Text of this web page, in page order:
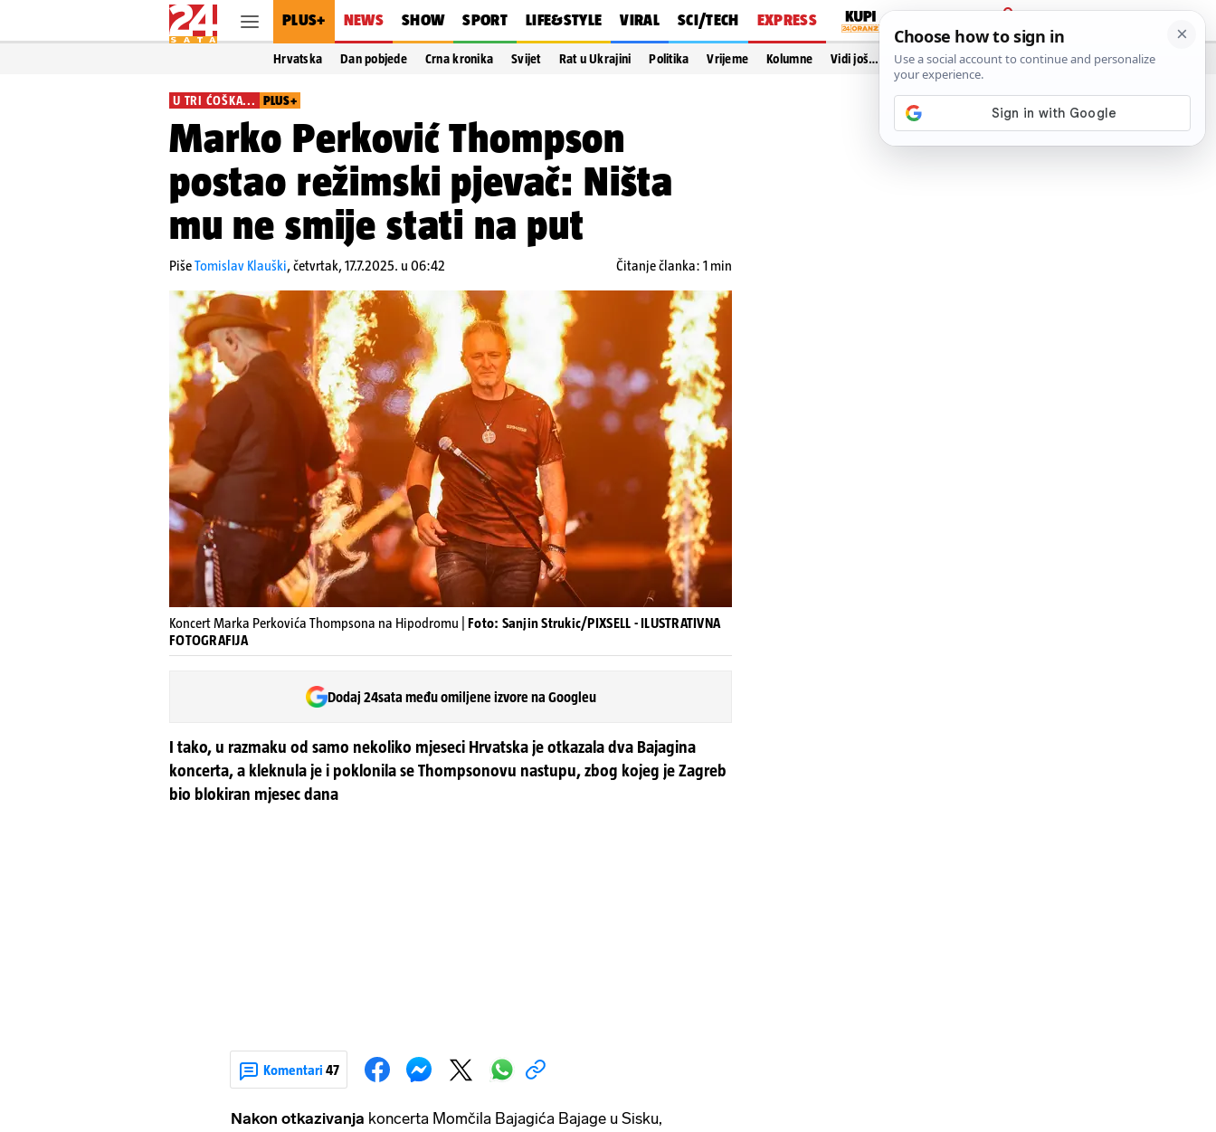
PLUS+ NEWS SHOW SPORT LIFE&STYLE VIRAL SCI/TECH EXPRESS
PRIJAVA
Hrvatska Dan pobjede Crna kronika Svijet Rat u Ukrajini Politika Vrijeme Kolumne Vidi još…
U TRI ĆOŠKA... PLUS+
Marko Perković Thompson
postao režimski pjevač: Ništa
mu ne smije stati na put
PišeTomislav Klauški,četvrtak, 17.7.2025. u 06:42 Čitanje članka: 1 min
Koncert Marka Perkovića Thompsona na Hipodromu | Foto: Sanjin Strukic/PIXSELL - ILUSTRATIVNA
FOTOGRAFIJA
Dodaj 24sata među omiljene izvore na Googleu
I tako, u razmaku od samo nekoliko mjeseci Hrvatska je otkazala dva Bajagina
koncerta, a kleknula je i poklonila se Thompsonovu nastupu, zbog kojeg je Zagreb
bio blokiran mjesec dana
Komentari 47
Nakon otkazivanja koncerta Momčila Bajagića Bajage u Sisku,